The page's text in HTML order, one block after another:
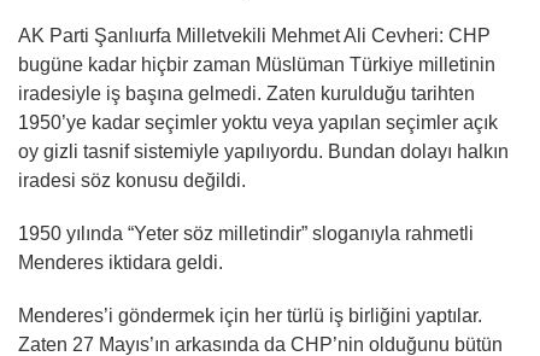
AK Parti Şanlıurfa Milletvekili Mehmet Ali Cevheri: CHP
bugüne kadar hiçbir zaman Müslüman Türkiye milletinin
iradesiyle iş başına gelmedi. Zaten kurulduğu tarihten
1950’ye kadar seçimler yoktu veya yapılan seçimler açık
oy gizli tasnif sistemiyle yapılıyordu. Bundan dolayı halkın
iradesi söz konusu değildi.
1950 yılında “Yeter söz milletindir” sloganıyla rahmetli
Menderes iktidara geldi.
Menderes’i göndermek için her türlü iş birliğini yaptılar.
Zaten 27 Mayıs’ın arkasında da CHP’nin olduğunu bütün